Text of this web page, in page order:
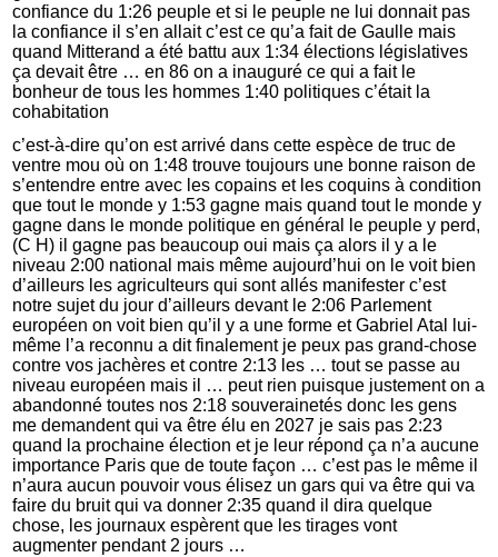
confiance du 1:26 peuple et si le peuple ne lui donnait pas
la confiance il s’en allait c’est ce qu’a fait de Gaulle mais
quand Mitterand a été battu aux 1:34 élections législatives
ça devait être … en 86 on a inauguré ce qui a fait le
bonheur de tous les hommes 1:40 politiques c’était la
cohabitation
c’est-à-dire qu’on est arrivé dans cette espèce de truc de
ventre mou où on 1:48 trouve toujours une bonne raison de
s’entendre entre avec les copains et les coquins à condition
que tout le monde y 1:53 gagne mais quand tout le monde y
gagne dans le monde politique en général le peuple y perd,
(C H) il gagne pas beaucoup oui mais ça alors il y a le
niveau 2:00 national mais même aujourd’hui on le voit bien
d’ailleurs les agriculteurs qui sont allés manifester c’est
notre sujet du jour d’ailleurs devant le 2:06 Parlement
européen on voit bien qu’il y a une forme et Gabriel Atal lui-
même l’a reconnu a dit finalement je peux pas grand-chose
contre vos jachères et contre 2:13 les … tout se passe au
niveau européen mais il … peut rien puisque justement on a
abandonné toutes nos 2:18 souverainetés donc les gens
me demandent qui va être élu en 2027 je sais pas 2:23
quand la prochaine élection et je leur répond ça n’a aucune
importance Paris que de toute façon … c’est pas le même il
n’aura aucun pouvoir vous élisez un gars qui va être qui va
faire du bruit qui va donner 2:35 quand il dira quelque
chose, les journaux espèrent que les tirages vont
augmenter pendant 2 jours …